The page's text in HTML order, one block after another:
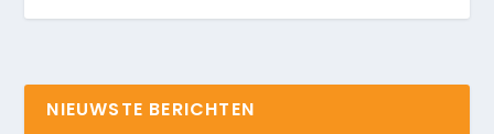
NIEUWSTE BERICHTEN